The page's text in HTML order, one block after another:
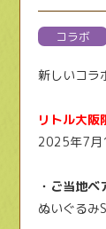
コラボ
新しいコラ
リトル大阪
2025年7月
・ご当地
ぬいぐるみ